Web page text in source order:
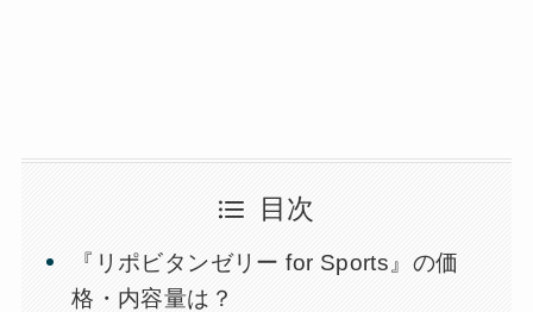
目次
『リポビタンゼリー for Sports』の価
格・内容量は？